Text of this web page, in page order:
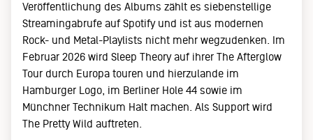
Veröffentlichung des Albums zählt es siebenstellige
Streamingabrufe auf Spotify und ist aus modernen
Rock- und Metal-Playlists nicht mehr wegzudenken. Im
Februar 2026 wird Sleep Theory auf ihrer The Afterglow
Tour durch Europa touren und hierzulande im
Hamburger Logo, im Berliner Hole 44 sowie im
Münchner Technikum Halt machen. Als Support wird
The Pretty Wild auftreten.